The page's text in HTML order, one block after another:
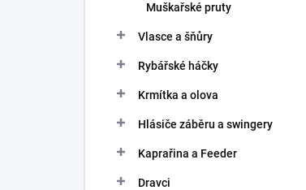
Muškařské pruty
Vlasce a šňůry
Rybářské háčky
Krmítka a olova
Hlásiče záběru a swingery
Kaprařina a Feeder
Dravci